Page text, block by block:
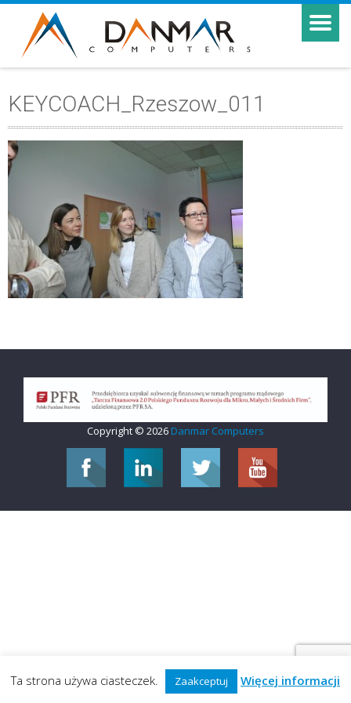
KEYCOACH_Rzeszow_011
Copyright © 2026 Danmar Computers
Ta strona używa ciasteczek. Zaakceptuj Więcej informacji